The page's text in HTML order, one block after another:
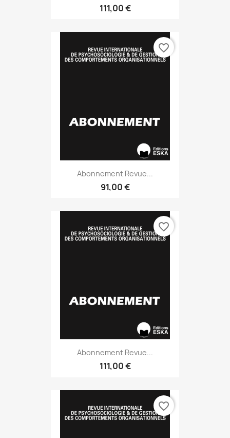
111,00 €
Abonnement Revue...
91,00 €
favorite_border
Abonnement Revue...
111,00 €
favorite_border
favorite_border